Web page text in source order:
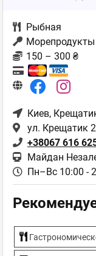
Рыбная
Морепродукты
150 – 300 ₴
Киев,
ул. Крещатик
+38067 616
Майдан
Пн–Вс 10:00 -